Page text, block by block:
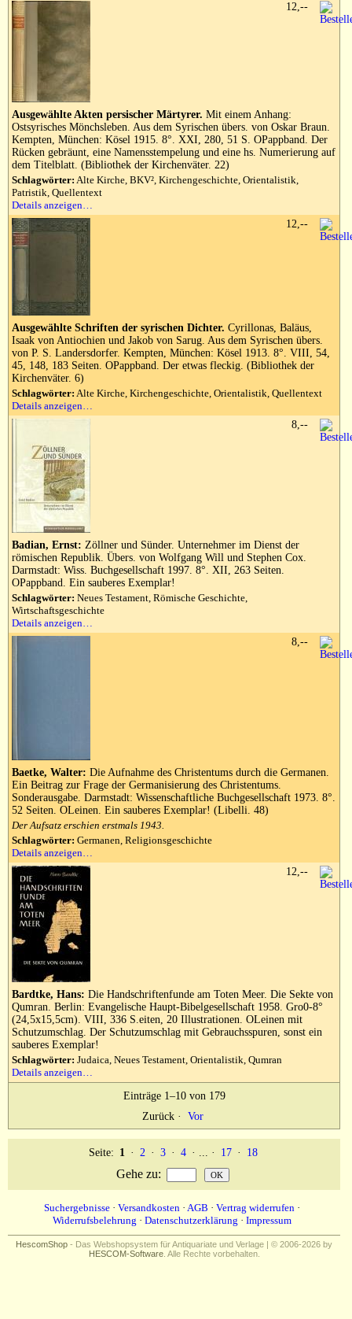
Ausgewählte Akten persischer Märtyrer. Mit einem Anhang:
Ostsyrisches Mönchsleben. Aus dem Syrischen übers. von Oskar Braun.
Kempten, München: Kösel 1915. 8°. XXI, 280, 51 S. OPappband. Der
Rücken gebräunt, eine Namensstempelung und eine hs. Numerierung auf
dem Titelblatt. (Bibliothek der Kirchenväter. 22)
Schlagwörter: Alte Kirche, BKV², Kirchengeschichte, Orientalistik,
Patristik, Quellentext
Details anzeigen…
12,--
Ausgewählte Schriften der syrischen Dichter. Cyrillonas, Baläus,
Isaak von Antiochien und Jakob von Sarug. Aus dem Syrischen übers.
von P. S. Landersdorfer. Kempten, München: Kösel 1913. 8°. VIII, 54,
45, 148, 183 Seiten. OPappband. Der etwas fleckig. (Bibliothek der
Kirchenväter. 6)
Schlagwörter: Alte Kirche, Kirchengeschichte, Orientalistik, Quellentext
Details anzeigen…
12,--
Badian, Ernst: Zöllner und Sünder. Unternehmer im Dienst der
römischen Republik. Übers. von Wolfgang Will und Stephen Cox.
Darmstadt: Wiss. Buchgesellschaft 1997. 8°. XII, 263 Seiten.
OPappband. Ein sauberes Exemplar!
Schlagwörter: Neues Testament, Römische Geschichte,
Wirtschaftsgeschichte
Details anzeigen…
8,--
Baetke, Walter: Die Aufnahme des Christentums durch die Germanen.
Ein Beitrag zur Frage der Germanisierung des Christentums.
Sonderausgabe. Darmstadt: Wissenschaftliche Buchgesellschaft 1973. 8°.
52 Seiten. OLeinen. Ein sauberes Exemplar! (Libelli. 48)
Der Aufsatz erschien erstmals 1943.
Schlagwörter: Germanen, Religionsgeschichte
Details anzeigen…
8,--
Bardtke, Hans: Die Handschriftenfunde am Toten Meer. Die Sekte von
Qumran. Berlin: Evangelische Haupt-Bibelgesellschaft 1958. Gro0-8°
(24,5x15,5cm). VIII, 336 S.eiten, 20 Illustrationen. OLeinen mit
Schutzumschlag. Der Schutzumschlag mit Gebrauchsspuren, sonst ein
sauberes Exemplar!
Schlagwörter: Judaica, Neues Testament, Orientalistik, Qumran
Details anzeigen…
12,--
Einträge 1–10 von 179
Zurück· Vor
Seite: 1 · 2 · 3 · 4 · ... · 17 · 18
Gehe zu:
Suchergebnisse · Versandkosten · AGB · Vertrag widerrufen ·
Widerrufsbelehrung · Datenschutzerklärung · Impressum
HescomShop - Das Webshopsystem für Antiquariate und Verlage | © 2006-2026 by
HESCOM-Software. Alle Rechte vorbehalten.